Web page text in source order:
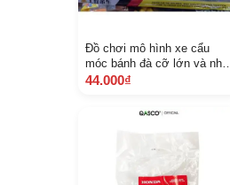
Đồ chơi mô hình xe cẩu
móc bánh đà cỡ lớn và nhỡ
ảnh thật shop gửi tuỳ đợt
không đáng kể
44.000₫